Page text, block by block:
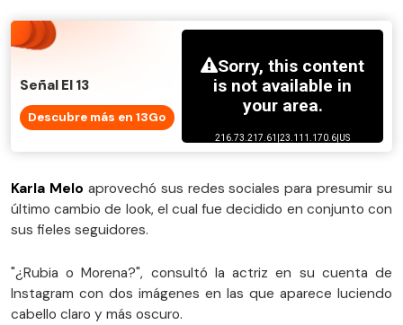
Señal El 13
Descubre más en 13Go
Karla Melo aprovechó sus redes sociales para presumir su
último cambio de look, el cual fue decidido en conjunto con
sus fieles seguidores.
"¿Rubia o Morena?", consultó la actriz en su cuenta de
Instagram con dos imágenes en las que aparece luciendo
cabello claro y más oscuro.